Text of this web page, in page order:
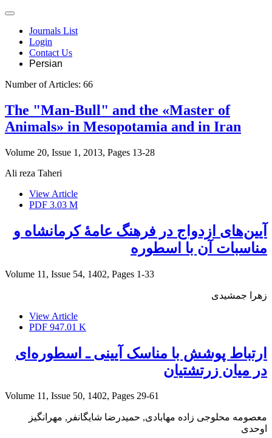
Journals List
Login
Contact Us
Persian
Number of Articles: 66
The "Man-Bull" and the «Master of
Animals» in Mesopotamia and in Iran
Volume 20, Issue 1, 2013, Pages 13-28
Ali reza Taheri
View Article
PDF 3.03 M
آیین‌های ازدواج در فرهنگ عامۀ کرمانشاه و
مناسبات آن با اسطوره
Volume 11, Issue 54, 1402, Pages 1-33
زهرا جمشیدی
View Article
PDF 947.01 K
ارتباط پوشش با مناسک آیینی ـ اسطوره‌ای
در میان زرتشتیان
Volume 11, Issue 50, 1402, Pages 29-61
معصومه محلوجی زاده مهابادی, حمیدرضا شایگانفر, مهرانگیز
اوحدی